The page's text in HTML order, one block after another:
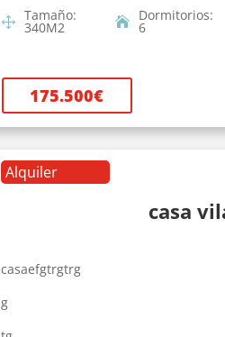
Tamaño:
340M2
Dormitorios:
6
175.500€
Alquiler
casa
casaefgtrgtrg
g